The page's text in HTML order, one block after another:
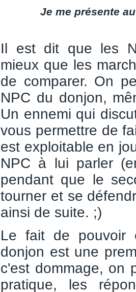
Je me présente
Il est dit que les
mieux que les
de comparer. On
NPC du donjon,
Un ennemi qui
vous permettre de
est exploitable en
NPC à lui parler
pendant que le
tourner et se
ainsi de suite. ;)
Le fait de pouvoir
donjon est une
c'est dommage, on
pratique, les